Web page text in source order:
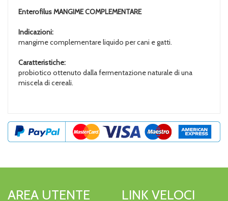
EnterofilusMANGIME COMPLEMENTARE
Indicazioni:
mangime complementare liquido per cani e gatti.
Caratteristiche:
probiotico ottenuto dalla fermentazione naturale di una
miscela di cereali.
AREA UTENTE LINK VELOCI